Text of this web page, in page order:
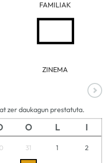
FAMILIAK
ZINEMA
zer daukagun prestatuta.
O L I
31 1 2